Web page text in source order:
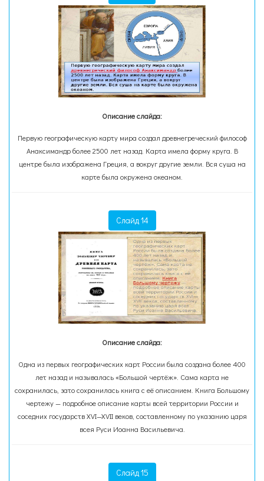
Описание слайда:
Первую географическую карту мира создал древнегреческий философ
Анаксимандр более 2500 лет назад. Карта имела форму круга. В
центре была изображена Греция, а вокруг другие земли. Вся суша на
карте была окружена океаном.
Слайд 14
Описание слайда:
Одна из первых географических карт России была создана более 400
лет назад и называлась «Большой чертёж». Сама карта не
сохранилась, зато сохранилась книга с её описанием. Книга Большому
чертежу — подробное описание карты всей территории России и
соседних государств XVI—XVII веков, составленному по указанию царя
всея Руси Иоанна Васильевича.
Слайд 15